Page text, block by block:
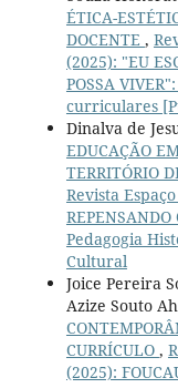
ÉTICA-
DOCENTE ,
(2025): "EU
POSSA
curriculares
Dinalva de
EDUCAÇÃO
TERRITÓRIO
Revista
Pedagogia
Cultural
Joice Pereira
Azize Souto
CURRÍCULO ,
(2025):